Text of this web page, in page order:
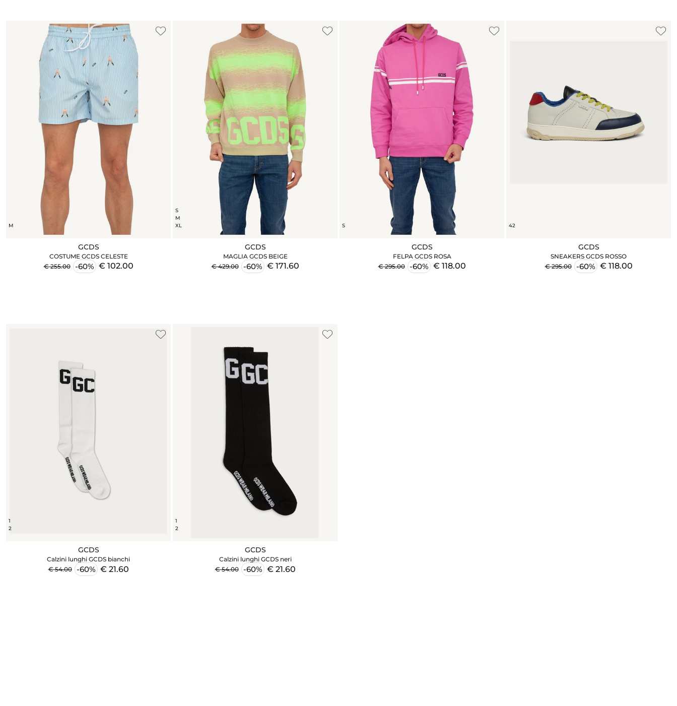
M
GCDS
COSTUME GCDS CELESTE
€ 255.00
-60% € 102.00
S
M
XL
GCDS
MAGLIA GCDS BEIGE
€ 429.00
-60% € 171.60
S
GCDS
FELPA GCDS ROSA
€ 295.00
-60% € 118.00
42
GCDS
SNEAKERS GCDS ROSSO
€ 295.00
-60% € 118.00
1
2
GCDS
Calzini lunghi GCDS bianchi
€ 54.00
-60% € 21.60
1
2
GCDS
Calzini lunghi GCDS neri
€ 54.00
-60% € 21.60